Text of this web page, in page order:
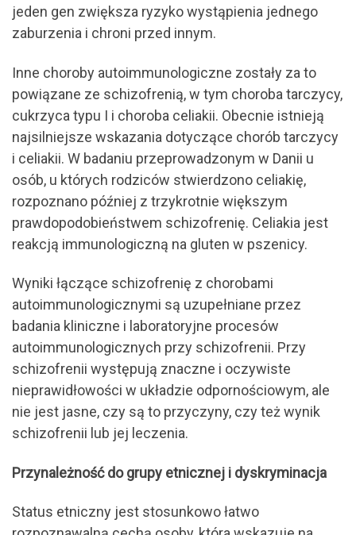
jeden gen zwiększa ryzyko wystąpienia jednego
zaburzenia i chroni przed innym.
Inne choroby autoimmunologiczne zostały za to
powiązane ze schizofrenią, w tym choroba tarczycy,
cukrzyca typu I i choroba celiakii. Obecnie istnieją
najsilniejsze wskazania dotyczące chorób tarczycy
i celiakii. W badaniu przeprowadzonym w Danii u
osób, u których rodziców stwierdzono celiakię,
rozpoznano później z trzykrotnie większym
prawdopodobieństwem schizofrenię. Celiakia jest
reakcją immunologiczną na gluten w pszenicy.
Wyniki łączące schizofrenię z chorobami
autoimmunologicznymi są uzupełniane przez
badania kliniczne i laboratoryjne procesów
autoimmunologicznych przy schizofrenii. Przy
schizofrenii występują znaczne i oczywiste
nieprawidłowości w układzie odpornościowym, ale
nie jest jasne, czy są to przyczyny, czy też wynik
schizofrenii lub jej leczenia.
Przynależność do grupy etnicznej i dyskryminacja
Status etniczny jest stosunkowo łatwo